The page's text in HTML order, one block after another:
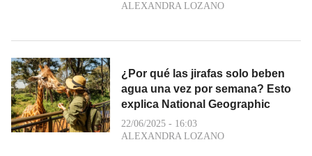
ALEXANDRA LOZANO
¿Por qué las jirafas solo beben
agua una vez por semana? Esto
explica National Geographic
22/06/2025 - 16:03
ALEXANDRA LOZANO